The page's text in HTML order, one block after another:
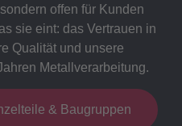
offen für Kunden
sie eint: das Vertrauen in
Qualität und unsere
Metallverarbeitung.
& Baugruppen